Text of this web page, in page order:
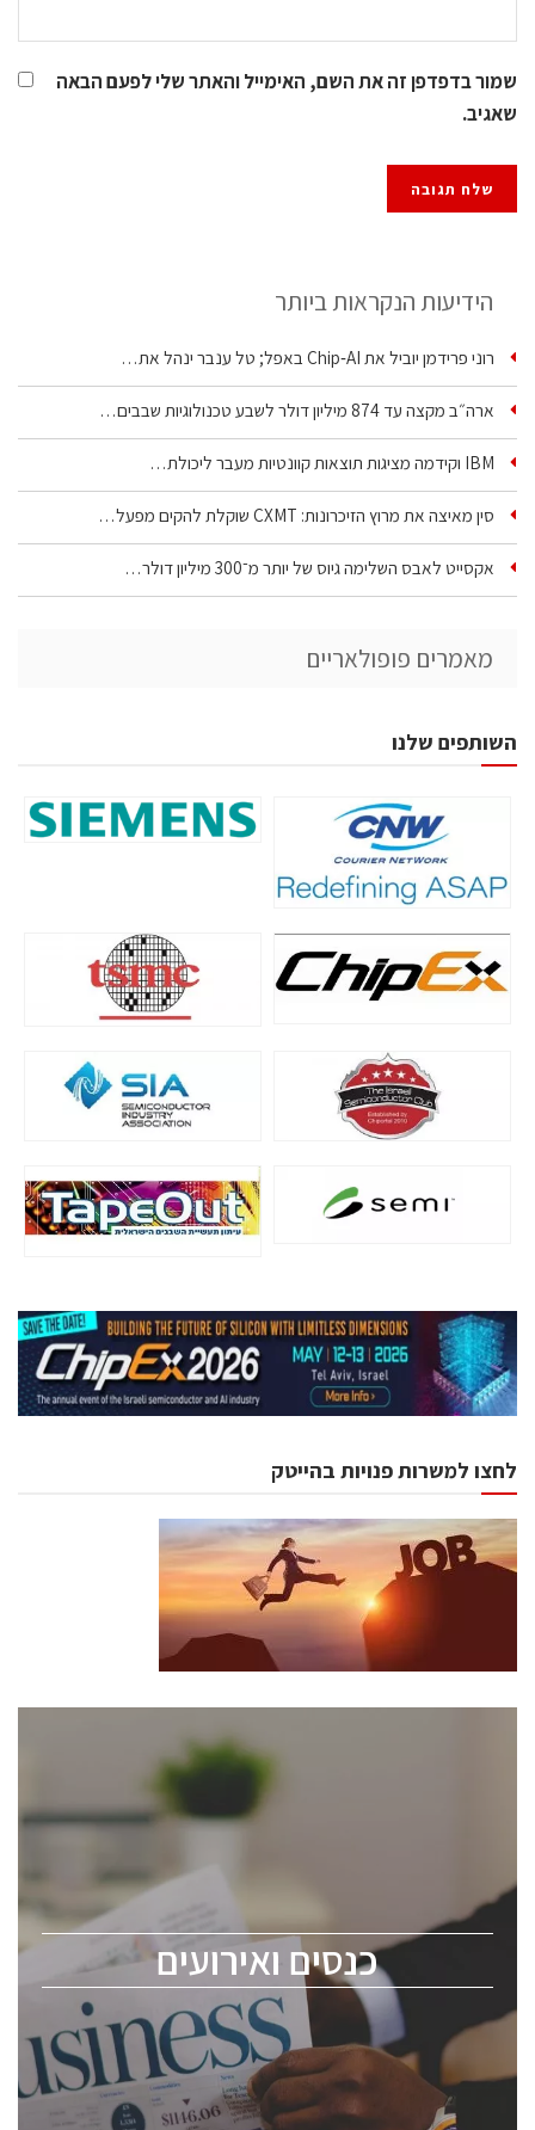
שמור בדפדפן זה את השם, האימייל והאתר שלי לפעם הבאה
שאגיב.
הידיעות הנקראות ביותר
רוני פרידמן יוביל את Chip‑AI באפל; טל ענבר ינהל את…
ארה״ב מקצה עד 874 מיליון דולר לשבע טכנולוגיות שבבים…
IBM וקידמה מציגות תוצאות קוונטיות מעבר ליכולת…
סין מאיצה את מרוץ הזיכרונות: CXMT שוקלת להקים מפעל…
אקסייט לאבס השלימה גיוס של יותר מ־300 מיליון דולר…
מאמרים פופולאריים
השותפים שלנו
לחצו למשרות פנויות בהייטק
כנסים ואירועים
כנסים ואירועים
לכל העוסקים בתעשיית הסמיקונדקטור כולל מהנדסים,
ChipEx2026 will be held on May 12-13, 2026. The
conference is intended for everyone involved in the
semiconductor industry, including engineers,
professional experts, and senior executives.